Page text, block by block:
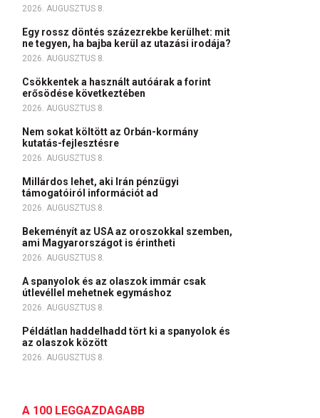
2026. AUGUSZTUS 8.
Egy rossz döntés százezrekbe kerülhet: mit
ne tegyen, ha bajba kerül az utazási irodája?
2026. AUGUSZTUS 8.
Csökkentek a használt autóárak a forint
erősödése következtében
2026. AUGUSZTUS 8.
Nem sokat költött az Orbán-kormány
kutatás-fejlesztésre
2026. AUGUSZTUS 8.
Millárdos lehet, aki Irán pénzügyi
támogatóiról információt ad
2026. AUGUSZTUS 8.
Bekeményít az USA az oroszokkal szemben,
ami Magyarországot is érintheti
2026. AUGUSZTUS 8.
A spanyolok és az olaszok immár csak
útlevéllel mehetnek egymáshoz
2026. AUGUSZTUS 8.
Példátlan haddelhadd tört ki a spanyolok és
az olaszok között
2026. AUGUSZTUS 8.
A 100 LEGGAZDAGABB